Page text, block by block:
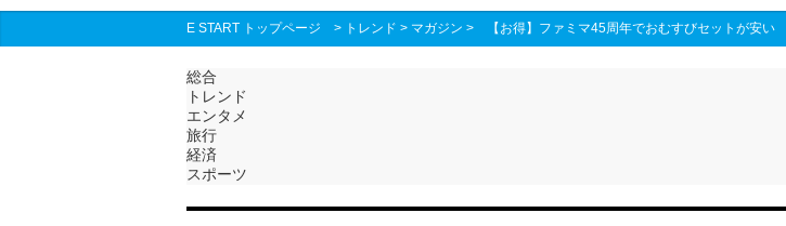
E START トップページ > トレンド > マガジン > 【お得】ファミマ45周年でおむすびセットが安い
総合
トレンド
エンタメ
旅行
経済
スポーツ